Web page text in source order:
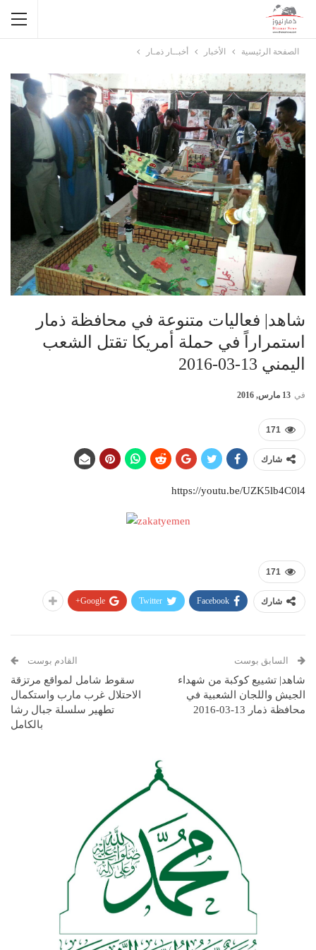
الصفحة الرئيسية الأخبار أخبــار ذمـار
شاهد| فعاليات متنوعة في محافظة ذمار
استمراراً في حملة أمريكا تقتل الشعب
اليمني 13-03-2016
في 13 مارس, 2016
171
شارك
https://youtu.be/UZK5lb4C0l4
171
شارك Facebook
Twitter
Google+
السابق بوست
شاهد| تشييع كوكبة من شهداء
الجيش واللجان الشعبية في
محافظة ذمار 13-03-2016
القادم بوست
سقوط شامل لمواقع مرتزقة
الاحتلال غرب مارب واستكمال
تطهير سلسلة جبال رشا
بالكامل